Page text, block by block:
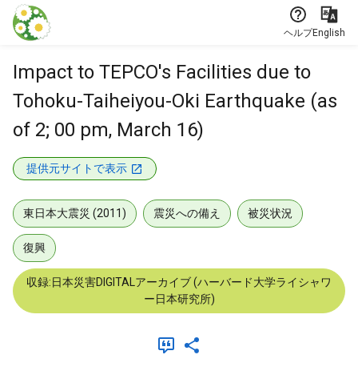
本文に飛ぶ
ヘルプEnglish
Impact to TEPCO's Facilities due to
Tohoku-Taiheiyou-Oki Earthquake (as
of 2; 00 pm, March 16)
提供元サイトで表示
東日本大震災 (2011) 震災への備え 被災状況
復興
収録:日本災害DIGITALアーカイブ (ハーバード大学ライシャワ
ー日本研究所)